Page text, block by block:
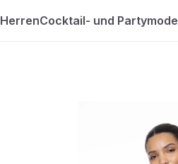
HerrenCocktail- und Partymode